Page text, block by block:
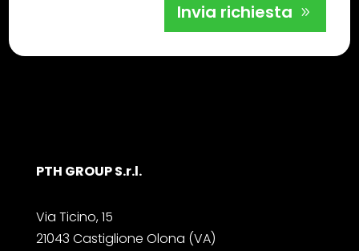
Invia richiesta
PTH GROUP S.r.l.
Via Ticino, 15
21043 Castiglione Olona (VA)